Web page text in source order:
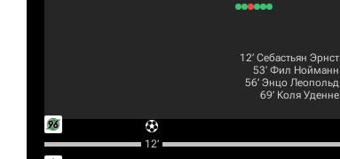
12‎’‎ Себастьян Эрнст
53‎’‎ Фил Нойманн
56‎’‎ Энцо Леопольд
69‎’‎ Коля Уденне
12‎’‎